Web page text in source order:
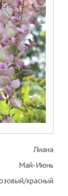
Лиана
Май-Июнь
красный